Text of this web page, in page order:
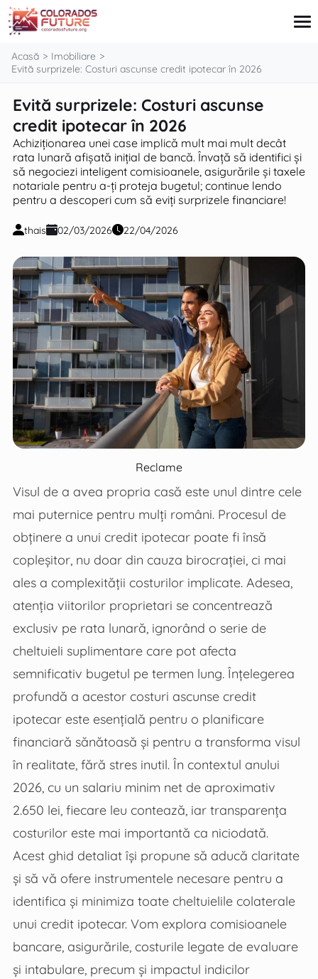
conținut
Card de credit
Imobiliare
Credite
Pensii
Investiții
Acasă
Imobiliare
Evită surprizele: Costuri ascunse credit ipotecar în 2026
Evită surprizele: Costuri ascunse
credit ipotecar în 2026
Achiziționarea unei case implică mult mai mult decât
rata lunară afișată inițial de bancă. Învață să identifici și
să negociezi inteligent comisioanele, asigurările și taxele
notariale pentru a-ți proteja bugetul; continue lendo
pentru a descoperi cum să eviți surprizele financiare!
thais 02/03/2026 22/04/2026
Reclame
Visul de a avea propria casă este unul dintre cele
mai puternice pentru mulți români. Procesul de
obținere a unui credit ipotecar poate fi însă
copleșitor, nu doar din cauza birocrației, ci mai
ales a complexității costurilor implicate. Adesea,
atenția viitorilor proprietari se concentrează
exclusiv pe rata lunară, ignorând o serie de
cheltuieli suplimentare care pot afecta
semnificativ bugetul pe termen lung. Înțelegerea
profundă a acestor costuri ascunse credit
ipotecar este esențială pentru o planificare
financiară sănătoasă și pentru a transforma visul
în realitate, fără stres inutil. În contextul anului
2026, cu un salariu minim net de aproximativ
2.650 lei, fiecare leu contează, iar transparența
costurilor este mai importantă ca niciodată.
Acest ghid detaliat își propune să aducă claritate
și să vă ofere instrumentele necesare pentru a
identifica și minimiza toate cheltuielile colaterale
unui credit ipotecar. Vom explora comisioanele
bancare, asigurările, costurile legate de evaluare
și intabulare, precum și impactul indicilor